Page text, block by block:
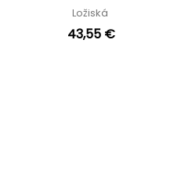
Ložiská
43,55 €